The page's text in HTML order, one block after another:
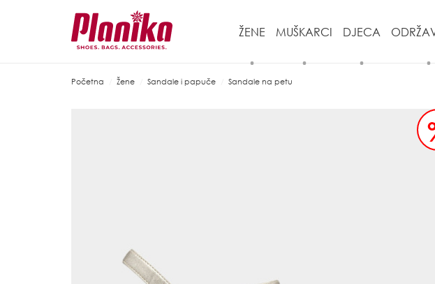
ŽENE MUŠKARCI DJECA
Početna Žene Sandale i papuče Sandale na petu